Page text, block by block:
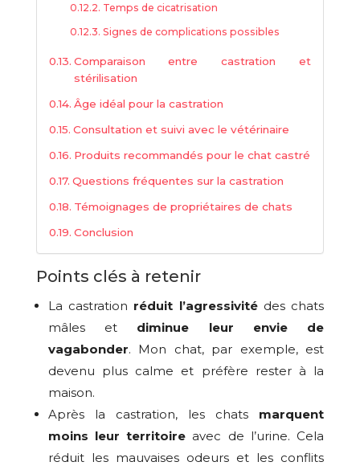
Temps de cicatrisation
Signes de complications possibles
Comparaison entre castration et
stérilisation
Âge idéal pour la castration
Consultation et suivi avec le vétérinaire
Produits recommandés pour le chat castré
Questions fréquentes sur la castration
Témoignages de propriétaires de chats
Conclusion
Points clés à retenir
La castration réduit l’agressivitédes chats
mâles et diminue leur envie de
vagabonder. Mon chat, par exemple, est
devenu plus calme et préfère rester à la
maison.
Après la castration, les chats marquent
moins leur territoire avec de l’urine. Cela
réduit les mauvaises odeurs et les conflits